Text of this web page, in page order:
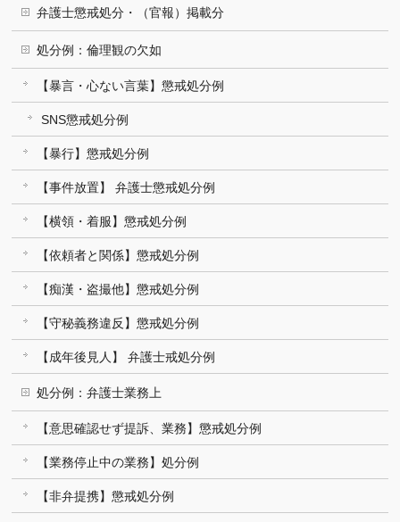
弁護士懲戒処分・（官報）掲載分
処分例：倫理観の欠如
【暴言・心ない言葉】懲戒処分例
SNS懲戒処分例
【暴行】懲戒処分例
【事件放置】 弁護士懲戒処分例
【横領・着服】懲戒処分例
【依頼者と関係】懲戒処分例
【痴漢・盗撮他】懲戒処分例
【守秘義務違反】懲戒処分例
【成年後見人】 弁護士戒処分例
処分例：弁護士業務上
【意思確認せず提訴、業務】懲戒処分例
【業務停止中の業務】処分例
【非弁提携】懲戒処分例